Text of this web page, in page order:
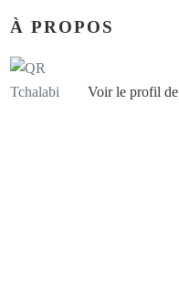
À PROPOS
Voir le profil de